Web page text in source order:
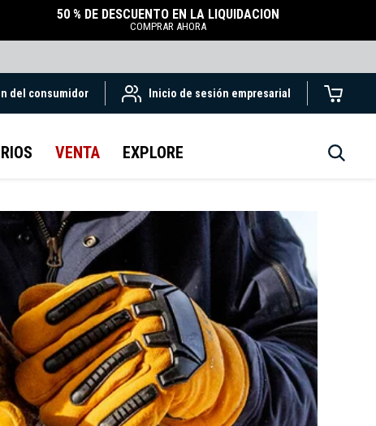
50 % DE DESCUENTO EN LA LIQUIDACIÓN
COMPRAR AHORA
del consumidor Inicio de sesión empresarial
VENTA EXPLORE